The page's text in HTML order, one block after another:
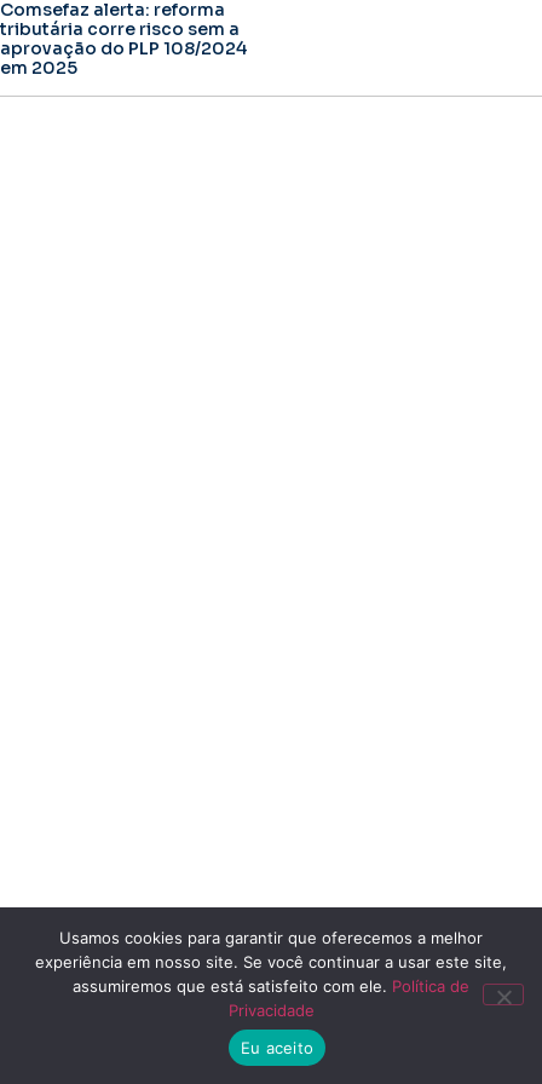
Comsefaz alerta: reforma
tributária corre risco sem a
aprovação do PLP 108/2024
em 2025
Usamos cookies para garantir que oferecemos a melhor
experiência em nosso site. Se você continuar a usar este site,
assumiremos que está satisfeito com ele. Política de
Privacidade
Eu aceito